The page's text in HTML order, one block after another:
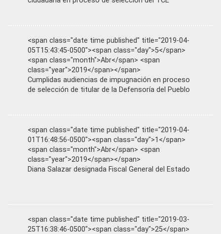
<span class="date time published" title="2019-04-
05T15:43:45-0500"><span class="day">5</span>
<span class="month">Abr</span> <span
class="year">2019</span></span>
Cumplidas audiencias de impugnación en proceso
de selección de titular de la Defensoría del Pueblo
<span class="date time published" title="2019-04-
01T16:48:56-0500"><span class="day">1</span>
<span class="month">Abr</span> <span
class="year">2019</span></span>
Diana Salazar designada Fiscal General del Estado
<span class="date time published" title="2019-03-
25T16:38:46-0500"><span class="day">25</span>